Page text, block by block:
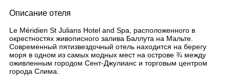
Описание отеля
Le Méridien St Julians Hotel and Spa, расположенного в
окрестностях живописного залива Баллута на Мальте.
Современный пятизвездочный отель находится на берегу
моря в одном из самых модных мест на острове ¾ между
оживленным городом Сент-Джулианс и торговым центром
города Слима.